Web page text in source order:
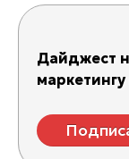
Дайджест